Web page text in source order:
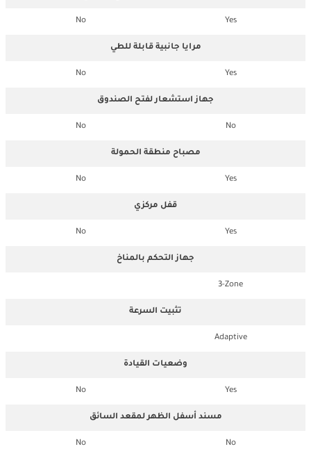
Yes
No
مرايا جانبية قابلة للطي
Yes
No
جهاز استشعار لفتح الصندوق
No
No
مصباح منطقة الحمولة
Yes
No
قفل مركزي
Yes
No
جهاز التحكم بالمناخ
3-Zone
تثبيت السرعة
Adaptive
وضعيات القيادة
Yes
No
مسند أسفل الظهر لمقعد السائق
No
No